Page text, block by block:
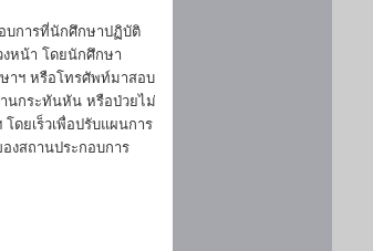
บการที่นักศึกษาปฏิบัติ
งหน้า โดยนักศึกษา
าฯ หรือโทรศัพท์มาสอบ
นกระทันหัน หรือป่วยไม่
ดยเร็วเพื่อปรับแผนการ
งสถานประกอบการ